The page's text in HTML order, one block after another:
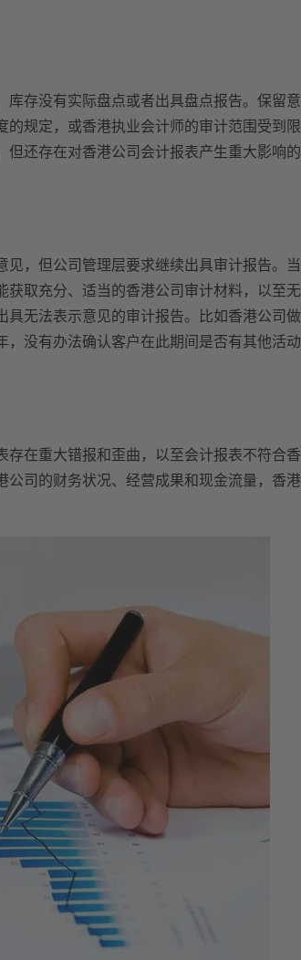
存没有实际盘点或者出具盘点报告。保留
规定，或香港执业会计师的审计范围受到限
还存在对香港公司会计报表产生重大影响
，但公司管理层要求继续出具审计报告。
取充分、适当的香港公司审计材料，以至
无法表示意见的审计报告。比如香港公司
没有办法确认客户在此期间是否有其他活
在重大错报和歪曲，以至会计报表不符合
司的财务状况、经营成果和现金流量，香